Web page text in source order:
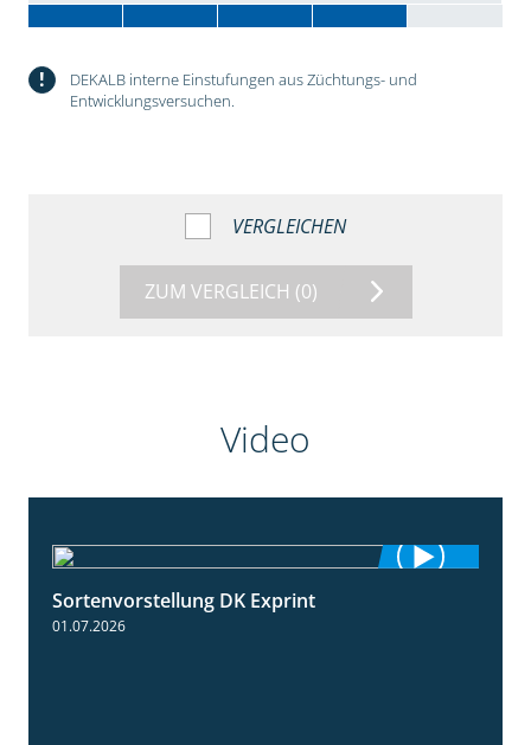
!
DEKALB interne Einstufungen aus Züchtungs- und
Entwicklungsversuchen.
VERGLEICHEN
ZUM VERGLEICH (0)
Video
Sortenvorstellung DK Exprint
01.07.2026